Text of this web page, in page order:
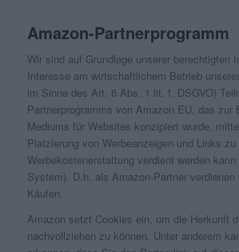
Amazon-Partnerprogramm
Wir sind auf Grundlage unserer berechtigten
Interesse am wirtschaftlichem Betrieb
im Sinne des Art. 6 Abs. 1 lit. f. DSGVO)
Partnerprogramms von Amazon EU, das zur
Mediums für Websites konzipiert wurde,
Platzierung von Werbeanzeigen und Links
Werbekostenerstattung verdient werden
System). D.h. als Amazon-Partner verdienen
Käufen.
Amazon setzt Cookies ein, um die Herkunft
nachvollziehen zu können. Unter anderem